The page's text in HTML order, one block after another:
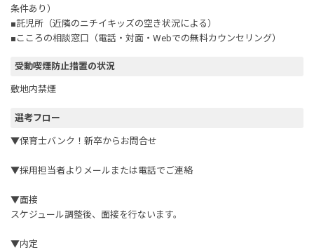
条件あり）
■託児所（近隣のニチイキッズの空き状況による）
■こころの相談窓口（電話・対面・Webでの無料カウンセリング）
受動喫煙防止措置の状況
敷地内禁煙
選考フロー
▼保育士バンク！新卒からお問合せ
▼採用担当者よりメールまたは電話でご連絡
▼面接
スケジュール調整後、面接を行ないます。
▼内定